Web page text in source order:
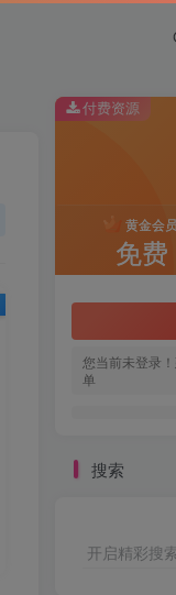
付费资源
黄金会员
免费
您当前未登录
单
搜索
开启精彩搜